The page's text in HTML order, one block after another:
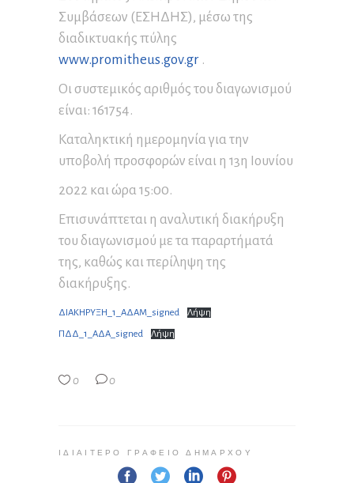
Συμβάσεων (ΕΣΗΔΗΣ), μέσω της
διαδικτυακής πύλης
www.promitheus.gov.gr .
Οι συστεμικός αριθμός του διαγωνισμού
είναι: 161754.
Καταληκτική ημερομηνία για την
υποβολή προσφορών είναι η 13η Ιουνίου
2022 και ώρα 15:00.
Επισυνάπτεται η αναλυτική διακήρυξη
του διαγωνισμού με τα παραρτήματά
της, καθώς και περίληψη της
διακήρυξης.
ΔΙΑΚΗΡΥΞΗ_1_ΑΔΑΜ_signed Λήψη
ΠΔΔ_1_ΑΔΑ_signed Λήψη
0 0
ΙΔΙΑΊΤΕΡΟ ΓΡΑΦΕΊΟ ΔΗΜΆΡΧΟΥ